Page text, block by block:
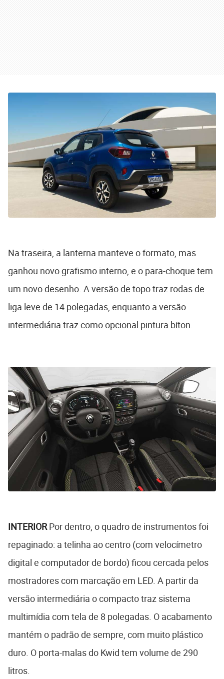
Na traseira, a lanterna manteve o formato, mas
ganhou novo grafismo interno, e o para-choque tem
um novo desenho. A versão de topo traz rodas de
liga leve de 14 polegadas, enquanto a versão
intermediária traz como opcional pintura bíton.
INTERIORPor dentro, o quadro de instrumentos foi
repaginado: a telinha ao centro (com velocímetro
digital e computador de bordo) ficou cercada pelos
mostradores com marcação em LED. A partir da
versão intermediária o compacto traz sistema
multimídia com tela de 8 polegadas. O acabamento
mantém o padrão de sempre, com muito plástico
duro. O porta-malas do Kwid tem volume de 290
litros.